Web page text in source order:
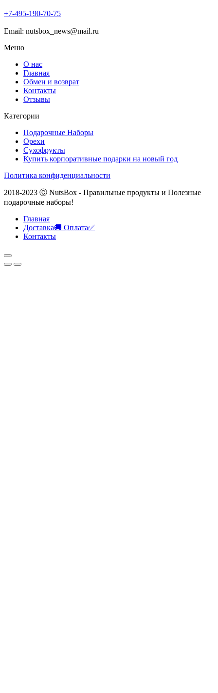
+7-495-190-70-75
Email: nutsbox_news@mail.ru
Меню
О нас
Главная
Обмен и возврат
Контакты
Отзывы
Категории
Подарочные Наборы
Орехи
Сухофрукты
Купить корпоративные подарки на новый год
Политика конфиденциальности
2018-2023 Ⓒ NutsBox - Правильные продукты и Полезные
подарочные наборы!
Главная
Доставка🚚 Оплата✅
Контакты